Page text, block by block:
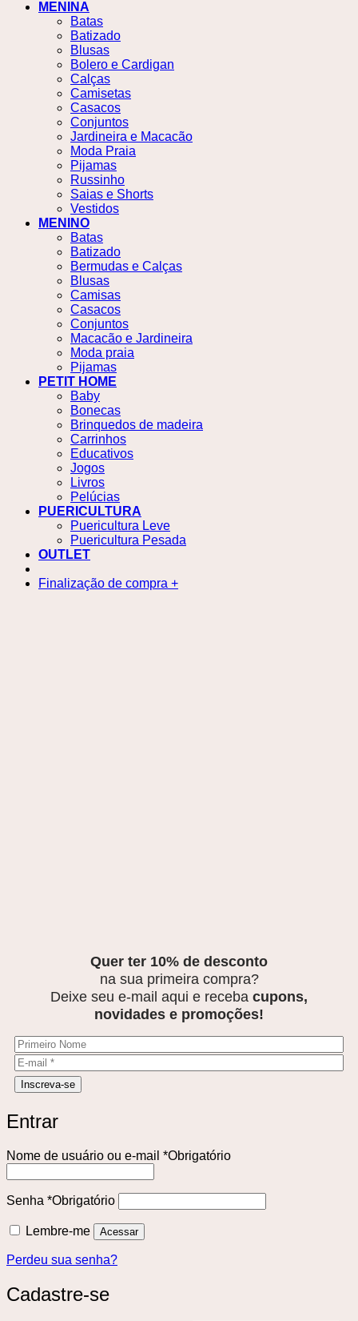
MENINA
Batas
Batizado
Blusas
Bolero e Cardigan
Calças
Camisetas
Casacos
Conjuntos
Jardineira e Macacão
Moda Praia
Pijamas
Russinho
Saias e Shorts
Vestidos
MENINO
Batas
Batizado
Bermudas e Calças
Blusas
Camisas
Casacos
Conjuntos
Macacão e Jardineira
Moda praia
Pijamas
PETIT HOME
Baby
Bonecas
Brinquedos de madeira
Carrinhos
Educativos
Jogos
Livros
Pelúcias
PUERICULTURA
Puericultura Leve
Puericultura Pesada
OUTLET
Finalização de compra +
Quer ter 10% de desconto
na sua primeira compra?
Deixe seu e-mail aqui e receba cupons,
novidades e promoções!
Entrar
Nome de usuário ou e-mail *Obrigatório
Senha *Obrigatório
Lembre-me Acessar
Perdeu sua senha?
Cadastre-se